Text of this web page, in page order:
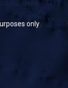
only